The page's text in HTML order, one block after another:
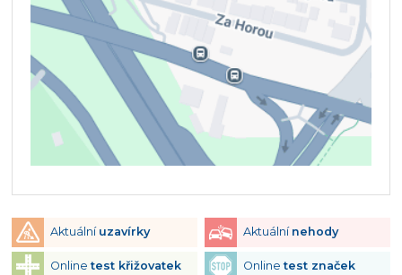
Aktuální uzavírky Aktuální nehody
Onlinetest křižovatek Onlinetest značek